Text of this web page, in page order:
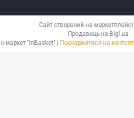
Сайт створений на маркетплейсі
Продавець на Bigl.ua
Онлайн-маркет "InBasket" | Поскаржитися на контент